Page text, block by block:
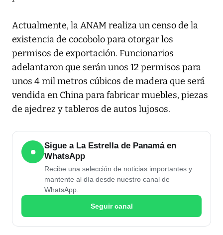
Actualmente, la ANAM realiza un censo de la
existencia de cocobolo para otorgar los
permisos de exportación. Funcionarios
adelantaron que serán unos 12 permisos para
unos 4 mil metros cúbicos de madera que será
vendida en China para fabricar muebles, piezas
de ajedrez y tableros de autos lujosos.
●
Sigue a La Estrella de Panamá en
WhatsApp
Recibe una selección de noticias importantes y
mantente al día desde nuestro canal de
WhatsApp.
Seguir canal